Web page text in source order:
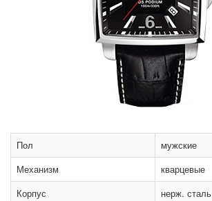
Пол
мужские
Механизм
кварцевые
Корпус
нерж. сталь